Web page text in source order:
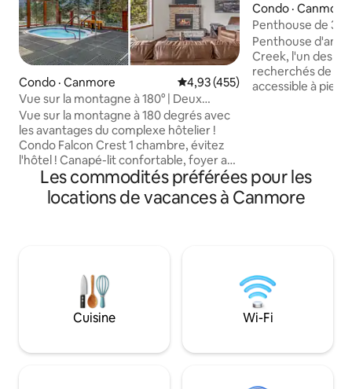
Condo · Canmore Note moyenne de 4,93 sur 5,
4,93 (455)
Vue sur la montagne à 180° | Deux
jacuzzis | Superbe complexe hôtelier
Vue sur la montagne à 180 degrés avec
les avantages du complexe hôtelier !
Condo Falcon Crest 1 chambre, évitez
l'hôtel ! Canapé-lit confortable, foyer au
gaz, télévision connectée 58" (Prime),
WiFi 375 Mbps. Cuisine complète,
café/moulu. Lit Queen Size, draps en
soleil. Jacuzzis du complexe hôtelier,
salle de sport, lavage de voiture
souterrain. Marchez jusqu'à la ville en 15
minutes, ou prenez le bus à l'extérieur
séjours prolongés. Votre escapade
Condo · Canmore
Penthouse de 3
Creek | 2 places
Penthouse
Creek, l'un des
recherchés de
accessible à pied.
de deux
buanderie
barbecue, d'un
aux restaurants
à seulement 20
Les commodités préférées pour les
locations de vacances à Canmore
Cuisine Wi-Fi